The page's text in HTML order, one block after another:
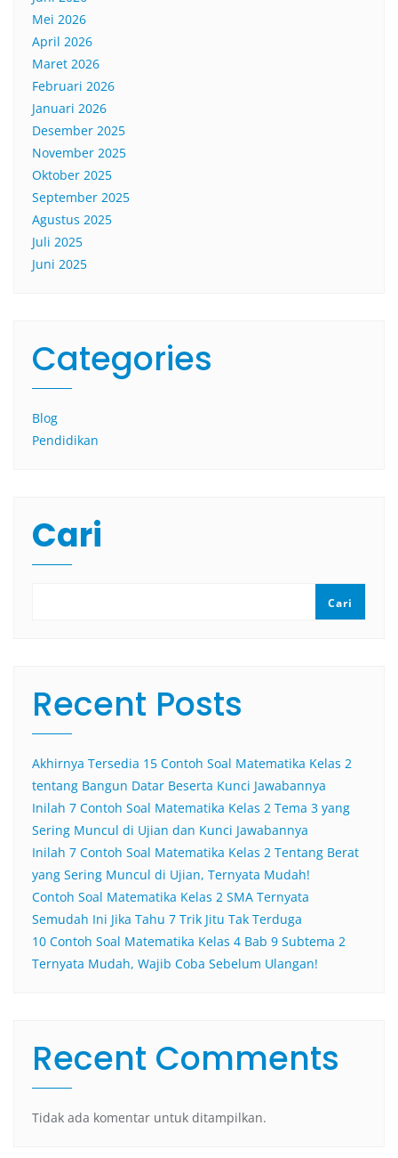
Mei 2026
April 2026
Maret 2026
Februari 2026
Januari 2026
Desember 2025
November 2025
Oktober 2025
September 2025
Agustus 2025
Juli 2025
Juni 2025
Categories
Blog
Pendidikan
Cari
Cari
Recent Posts
Akhirnya Tersedia 15 Contoh Soal Matematika Kelas 2
tentang Bangun Datar Beserta Kunci Jawabannya
Inilah 7 Contoh Soal Matematika Kelas 2 Tema 3 yang
Sering Muncul di Ujian dan Kunci Jawabannya
Inilah 7 Contoh Soal Matematika Kelas 2 Tentang Berat
yang Sering Muncul di Ujian, Ternyata Mudah!
Contoh Soal Matematika Kelas 2 SMA Ternyata
Semudah Ini Jika Tahu 7 Trik Jitu Tak Terduga
10 Contoh Soal Matematika Kelas 4 Bab 9 Subtema 2
Ternyata Mudah, Wajib Coba Sebelum Ulangan!
Recent Comments
Tidak ada komentar untuk ditampilkan.